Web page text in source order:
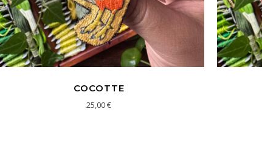
COCOTTE
25,00€